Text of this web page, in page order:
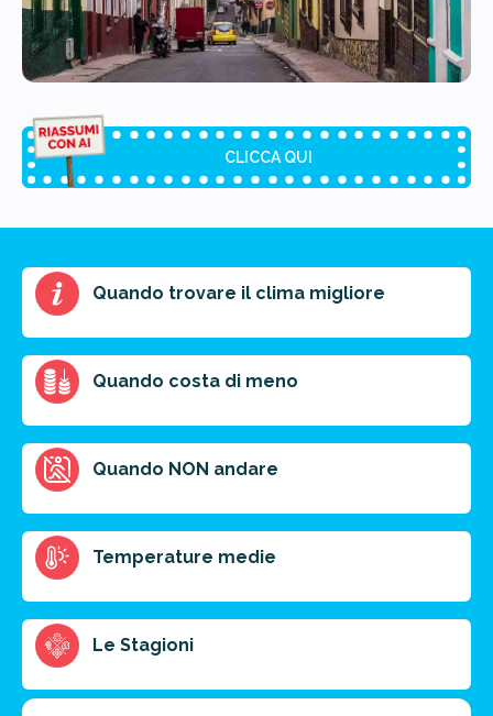
CLICCA QUI
Riassunto dell'articolo
Scegli il formato del riassunto
Breve Medio Punti chiave
prossima destinazione di viaggio.
FAI PREVENTIVO
Quando trovare il clima migliore
Quando costa di meno
Quando NON andare
Temperature medie
Le Stagioni